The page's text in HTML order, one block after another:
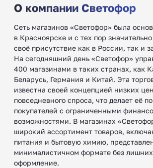
О компании Светофор
Сеть магазинов «Светофор» была
в Красноярске и с тех пор
своё присутствие как в России, так и
На сегодняшний день «Светофор»
400 магазинами в таких странах, как
Беларусь, Германия и Китай. Эта
известна своей концепцией низких
повседневного спроса, что делает её
покупателей с ограниченными
возможностями. В магазинах
широкий ассортимент товаров,
питания и бытовую химию,
минималистичном формате без лишних
оформление.